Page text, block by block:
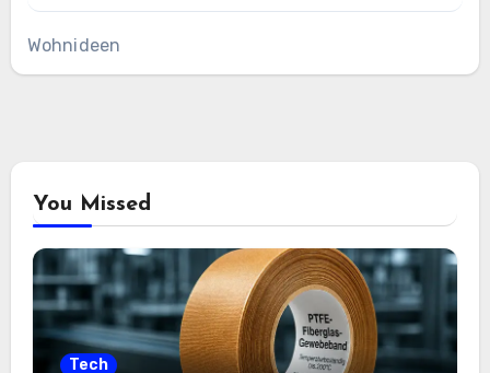
Wohnideen
You Missed
Tech